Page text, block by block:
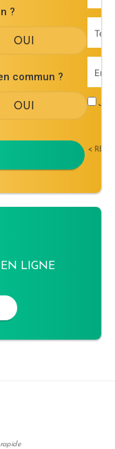
?
commun ?
<
LIGNE